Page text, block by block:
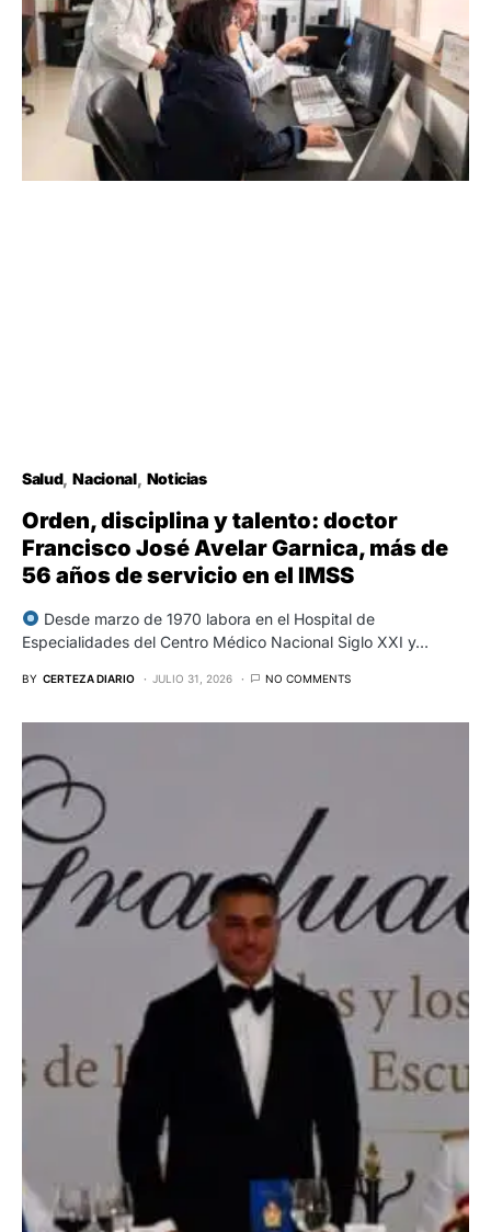
Salud Nacional Noticias
Orden, disciplina y talento: doctor
Francisco José Avelar Garnica, más de
56 años de servicio en el IMSS
Desde marzo de 1970 labora en el Hospital de
Especialidades del Centro Médico Nacional Siglo XXI y…
BY CERTEZA DIARIO JULIO 31, 2026 NO COMMENTS